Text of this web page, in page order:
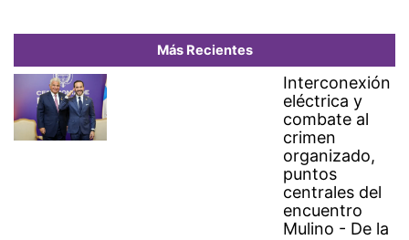
Más Recientes
Interconexión
eléctrica y
combate al
crimen
organizado,
puntos
centrales del
encuentro
Mulino - De la
Espriella